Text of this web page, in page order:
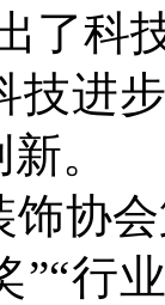
了科
技进
。
会
”“行